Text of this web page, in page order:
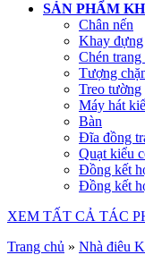
SẢN PHẨM
Chân nến
Khay đựng
Chén trang
Tượng
Treo tường
Máy hát
Bàn
Đĩa đồng
Quạt kiểu
Đồng kết
Đồng kết
XEM TẤT CẢ TÁC
Trang chủ » Nhà điêu